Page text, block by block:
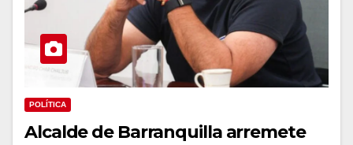
POLÍTICA
Alcalde de Barranquilla arremete